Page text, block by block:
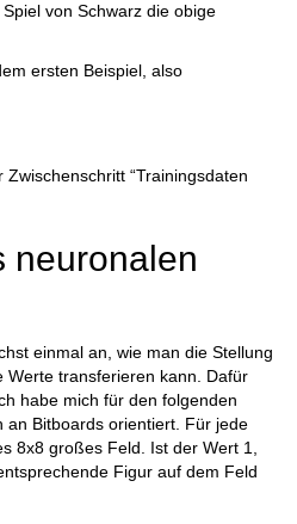
von Schwarz die obige
ersten Beispiel, also
“Trainingsdaten
neuronalen
einmal an, wie man die Stellung
Werte transferieren kann. Dafür
habe mich für den folgenden
an Bitboards orientiert. Für jede
8x8 großes Feld. Ist der Wert 1,
Figur auf dem Feld